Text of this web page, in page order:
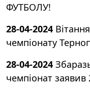
ФУТБОЛУ!
28-04-2024
чемпіонату
28-04-2024
чемпіонат заявив